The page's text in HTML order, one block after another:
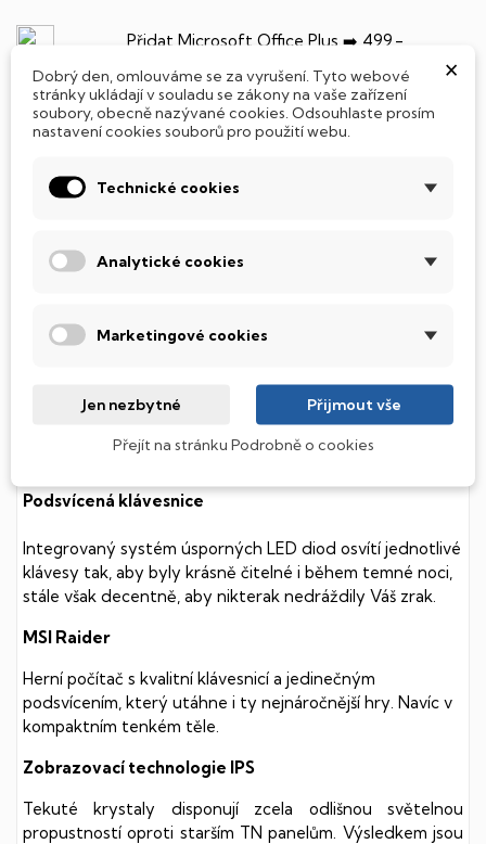
Přidat Microsoft Office Plus ➡️ 499,-
POPIS PARAMETRY PRODUKTU
SSD Disk
diskem, který na rozdíl od starších magnetických HDD
součástmi a je tak mnohem méně náchylný
k mechanickému poškození. Díky použití elektronické
soustavy je tento disk mnohem
tišší
a především nabízí
rychlejší
Podsvícená klávesnice
Integrovaný systém úsporných LED diod osvítí jednotlivé
klávesy tak, aby byly krásně čitelné i během temné noci,
stále však decentně, aby nikterak nedráždily Váš zrak.
MSI Raider
Herní počítač s kvalitní klávesnicí a jedinečným
podsvícením, který utáhne i ty nejnáročnější hry. Navíc v
kompaktním tenkém těle.
Zobrazovací technologie IPS
Tekuté krystaly disponují zcela odlišnou světelnou
propustností oproti starším TN panelům. Výsledkem jsou
×
Dobrý den, omlouváme se za vyrušení. Tyto webové
stránky ukládají v souladu se zákony na vaše zařízení
soubory, obecně nazývané cookies. Odsouhlaste prosím
nastavení cookies souborů pro použití webu.
Technické cookies
Analytické cookies
Marketingové cookies
Jen nezbytné Přijmout vše
Přejít na stránku Podrobně o cookies